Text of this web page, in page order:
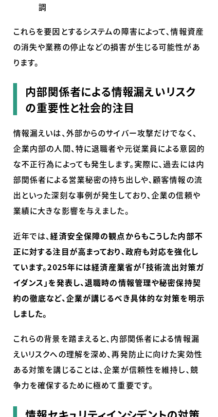
調
これらを要因とするシステムの障害によって、情報資産
の消失や業務の停止などの損害が生じる可能性があ
ります。
内部関係者による情報漏えいリスク
の重要性と社会的注目
情報漏えいは、外部からのサイバー攻撃だけでなく、
企業内部の人間、特に退職者や元従業員による意図的
な不正行為によっても発生します。実際に、過去には内
部関係者による営業秘密の持ち出しや、顧客情報の流
出といった深刻な事例が発生しており、企業の信頼や
業績に大きな影響を与えました。
近年では、経済安全保障の観点からもこうした内部不
正に対する注目が高まっており、政府も対応を強化し
ています。2025年には経済産業省が「技術流出対策ガ
イダンス」を発表し、退職時の情報管理や秘密保持契
約の徹底など、企業が講じるべき具体的な対策を明示
しました。
これらの背景を踏まえると、内部関係者による情報漏
えいリスクへの理解を深め、再発防止に向けた実効性
ある対策を講じることは、企業が信頼性を維持し、競
争力を確保するために極めて重要です。